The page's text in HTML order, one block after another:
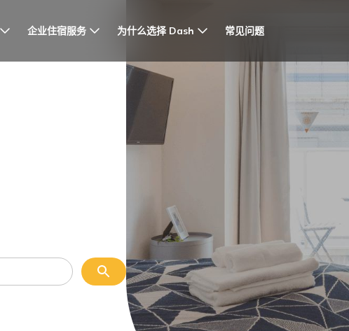
企业住宿服务 为什么选择 Dash 常见问题